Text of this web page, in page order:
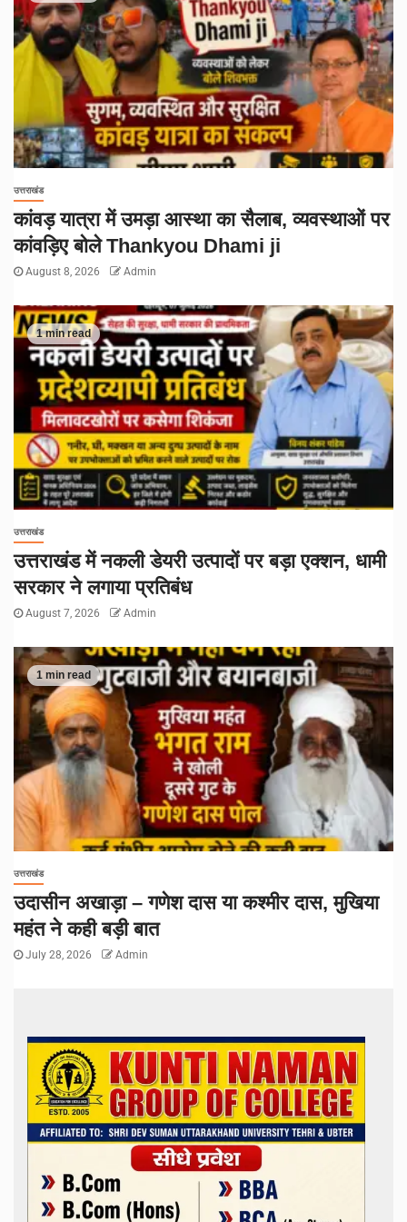
उत्तराखंड
कांवड़ यात्रा में उमड़ा आस्था का सैलाब, व्यवस्थाओं पर
कांवड़िए बोले Thankyou Dhami ji
August 8, 2026 Admin
1 min read
उत्तराखंड
उत्तराखंड में नकली डेयरी उत्पादों पर बड़ा एक्शन, धामी
सरकार ने लगाया प्रतिबंध
August 7, 2026 Admin
1 min read
उत्तराखंड
उदासीन अखाड़ा – गणेश दास या कश्मीर दास, मुखिया
महंत ने कही बड़ी बात
July 28, 2026 Admin